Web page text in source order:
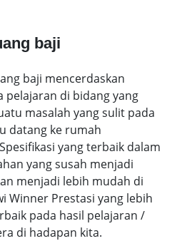
baji
baji mencerdaskan
pelajaran di bidang yang
masalah yang sulit pada
datang ke rumah
yang terbaik dalam
yang susah menjadi
menjadi lebih mudah di
Winner Prestasi yang lebih
pada hasil pelajaran /
di hadapan kita.